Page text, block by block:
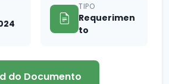
TIPO
Requerimen
to
do Documento